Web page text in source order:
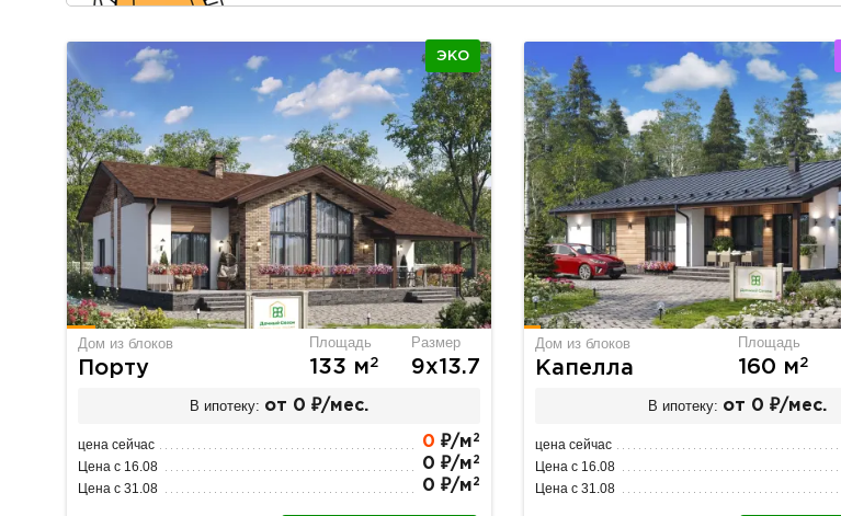
ЭКО
Дом из блоков
Порту
Площадь
133 м2
Размер
9х13.7
В ипотеку: от 0 ₽/мес.
цена сейчас 0 ₽/м 2
Цена с 16.08 0 ₽/м 2
Цена с 31.08 0 ₽/м 2
Дом из блоков
Капелла
Площадь
160 м2
В ипотеку: от 0 ₽/мес.
цена сейчас
Цена с 16.08
Цена с 31.08